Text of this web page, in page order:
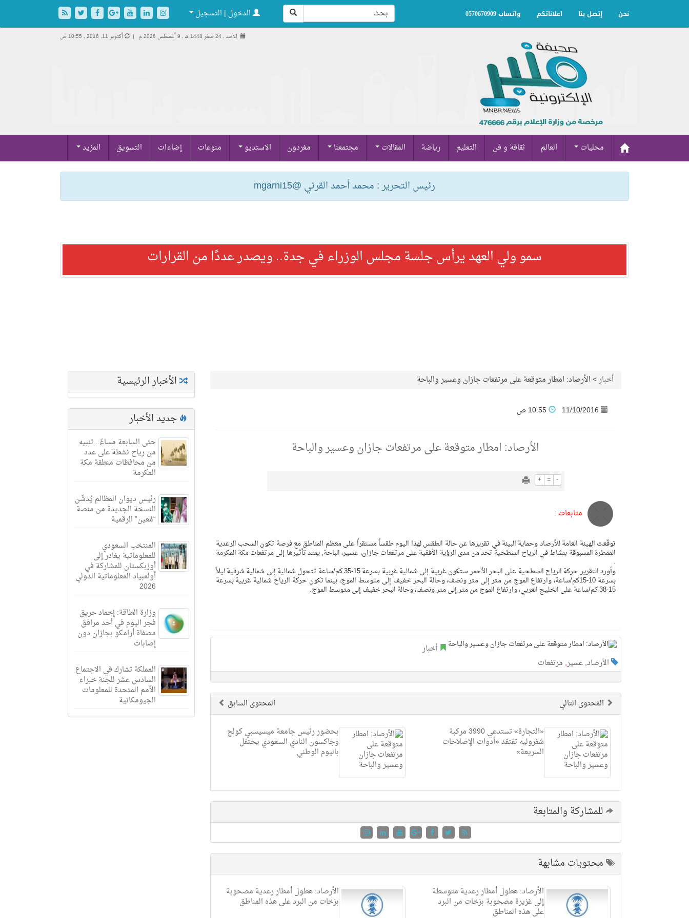
نحن إتصل بنا اعلاناتكم واتساب 0570670909 الدخول | التسجيل
الأحد , 24 صفر 1448 هـ , 9 أغسطس 2026 م | أكتوبر 11, 2016 , 10:55 ص
محليات العالم ثقافة و فن التعليم رياضة المقالات مجتمعنا مغردون الاستديو منوعات إضاءات التسويق المزيد
رئيس التحرير : محمد أحمد القرني @mgarni15
سمو ولي العهد يرأس جلسة مجلس الوزراء في جدة.. ويصدر عددًا من القرارات
الأخبار الرئيسية
جديد الأخبار
حتى السابعة مساءً.. تنبيه
من رياح نشطة على عدد
من محافظات منطقة مكة
المكرمة
رئيس ديوان المظالم يُدشّن
النسخة الجديدة من منصة
“مُعين” الرقمية
المنتخب السعودي
للمعلوماتية يغادر إلى
أوزبكستان للمشاركة في
أولمبياد المعلوماتية الدولي
2026
وزارة الطاقة: إخماد حريق
فجر اليوم في أحد مرافق
مصفاة أرامكو بجازان دون
إصابات
المملكة تشارك في الاجتماع
السادس عشر للجنة خبراء
الأمم المتحدة للمعلومات
الجيومكانية
أخبار>الأرصاد: امطار متوقعة على مرتفعات جازان وعسير والباحة
11/10/2016
الأرصاد: امطار متوقعة على مرتفعات جازان وعسير والباحة
+ = -
متابعات :
توقّعت الهيئة العامة للأرصاد وحماية البيئة في تقريرها عن حالة الطقس لهذا اليوم طقساً مستقراً على معظم المناطق مع فرصة تكون السحب الرعدية
الممطرة المسبوقة بنشاط في الرياح السطحية تحد من مدى الرؤية الأفقية على مرتفعات جازان، عسير، الباحة, يمتد تأثيرها إلى مرتفعات مكة المكرمة
.
وأورد التقرير حركة الرياح السطحية على البحر الأحمر ستكون غربية إلى شمالية غربية بسرعة 15-35 كم/ساعة تتحول شمالية إلى شمالية شرقية ليلاً
بسرعة 10-15كم/ساعة، وارتفاع الموج من متر إلى متر ونصف، وحالة البحر خفيف إلى متوسط الموج، بينما تكون حركة الرياح شمالية غربية بسرعة
15-38 كم/ساعة على الخليج العربي، وارتفاع الموج من متر إلى متر ونصف، وحالة البحر خفيف إلى متوسط الموج.
أخبار
الأرصاد,عسير, مرتفعات
المحتوى السابق المحتوى التالي
بحضور رئيس جامعة ميسيسبي كولج
وجاكسون النادي السعودي يحتفل
باليوم الوطني
«التجارة» تستدعي 3990 مركبة
شفروليه تفتقد «أدوات الإصلاحات
السريعة»
للمشاركة والمتابعة
محتويات مشابهة
الأرصاد: هطول أمطار رعدية مصحوبة
بزخات من البرد على هذه المناطق
الأرصاد: هطول أمطار رعدية متوسطة
إلى غزيرة مصحوبة بزخات من البرد
على هذه المناطق